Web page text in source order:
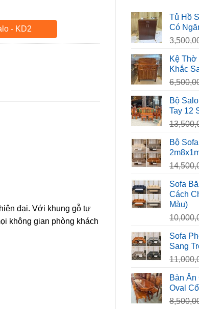
Tủ Hồ
Có
Kệ Thờ
Khắc
Bộ
Tay 12
Bộ
Sofa
Cách
Màu)
Sofa
Sang
Bàn Ăn
Oval
- KD2
đại. Với khung gỗ tự
không gian phòng khách